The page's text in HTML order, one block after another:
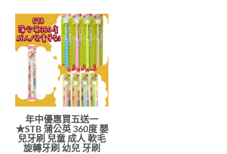
年中優惠買五送一
★STB 蒲公英 360度 嬰
兒牙刷 兒童 成人 軟毛
旋轉牙刷 幼兒 牙刷